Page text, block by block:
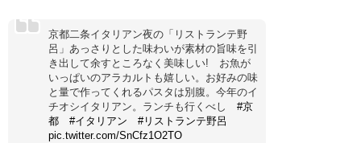
京都二条イタリアン夜の「リストランテ野
呂」あっさりとした味わいが素材の旨味を引
き出して余すところなく美味しい! お魚が
いっぱいのアラカルトも嬉しい。お好みの味
と量で作ってくれるパスタは別腹。今年のイ
チオシイタリアン。ランチも行くべし #京
都
#イタリアン
#リストランテ野呂
pic.twitter.com/SnCfz1O2TO